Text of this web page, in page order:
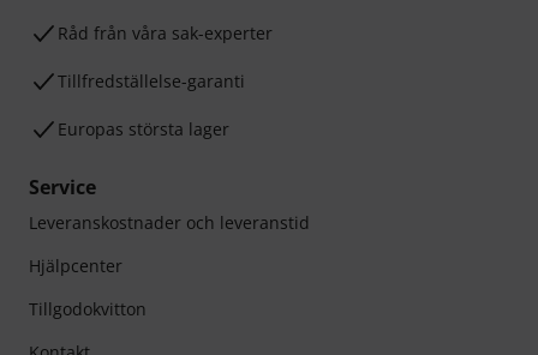
Råd från våra sak-experter
Tillfredställelse-garanti
Europas största lager
Service
Leveranskostnader och leveranstid
Hjälpcenter
Tillgodokvitton